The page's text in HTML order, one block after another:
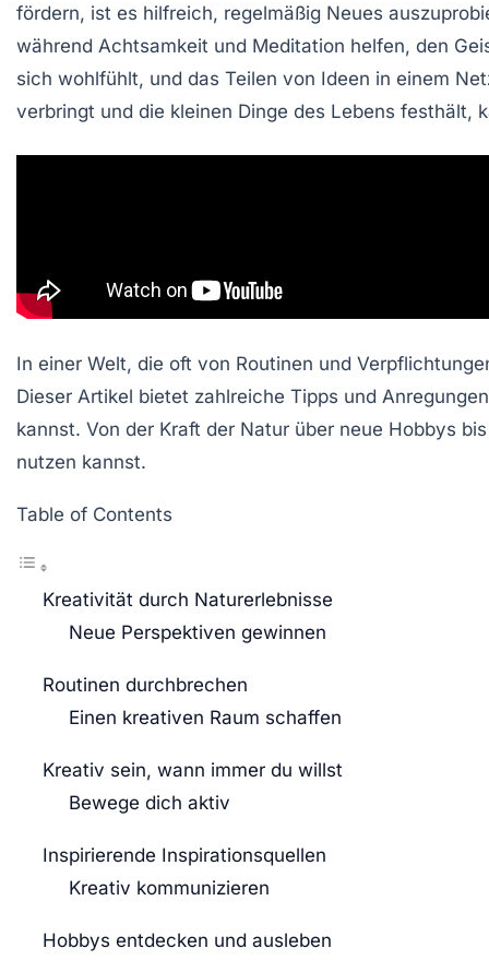
fördern, ist es hilfreich, regelmäßig Neues
während Achtsamkeit und Meditation helfen, den
sich wohlfühlt, und das Teilen von Ideen in einem
verbringt und die kleinen Dinge des Lebens festhält,
In einer Welt, die oft von Routinen und
Dieser Artikel bietet zahlreiche Tipps und
kannst. Von der Kraft der Natur über neue Hobbys
nutzen kannst.
Table of Contents
Kreativität durch Naturerlebnisse
Neue Perspektiven gewinnen
Routinen durchbrechen
Einen kreativen Raum schaffen
Kreativ sein, wann immer du willst
Bewege dich aktiv
Inspirierende Inspirationsquellen
Kreativ kommunizieren
Hobbys entdecken und ausleben